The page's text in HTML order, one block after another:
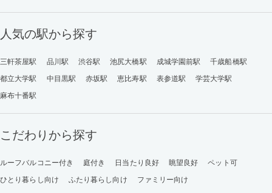
人気の駅から探す
三軒茶屋駅 品川駅 渋谷駅 池尻大橋駅 成城学園前駅
千歳船橋駅
都立大学駅
中目黒駅 赤坂駅 恵比寿駅 表参道駅
学芸大学駅
麻布十番駅
こだわりから探す
ルーフバルコニー付き 庭付き 日当たり良好 眺望良好
ペット可
ひとり暮らし向け
ふたり暮らし向け ファミリー向け